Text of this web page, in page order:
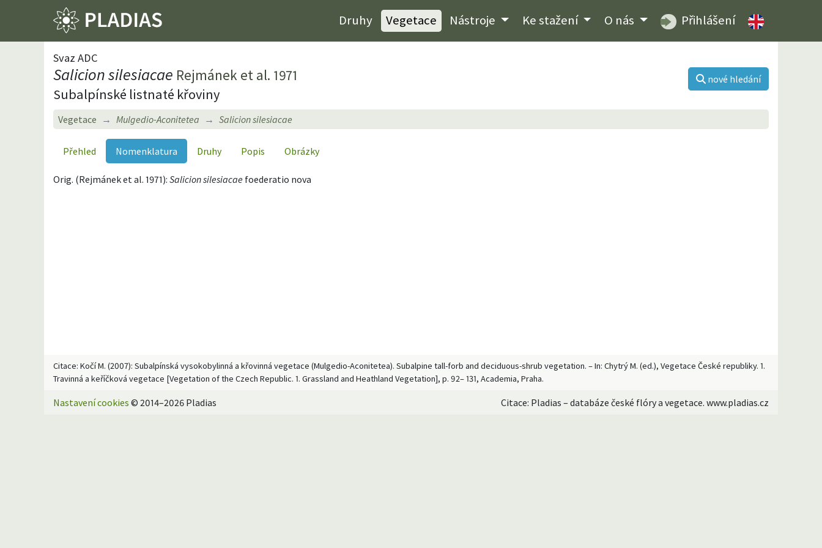
Druhy Vegetace Nástroje Ke stažení O nás Přihlášení
Svaz ADC
Salicion silesiacae Rejmánek et al. 1971
Subalpínské listnaté křoviny
nové hledání
Vegetace Mulgedio-Aconitetea Salicion silesiacae
Přehled Nomenklatura Druhy Popis Obrázky
Orig. (Rejmánek et al. 1971): Salicion silesiacae foederatio nova
Citace: Kočí M. (2007): Subalpínská vysokobylinná a křovinná vegetace (Mulgedio-Aconitetea). Subalpine tall-forb and deciduous-shrub vegetation. – In: Chytrý M. (ed.), Vegetace České republiky. 1.
Travinná a keříčková vegetace [Vegetation of the Czech Republic. 1. Grassland and Heathland Vegetation], p. 92– 131, Academia, Praha.
Nastavení cookies © 2014–2026 Pladias Citace: Pladias – databáze české flóry a vegetace. www.pladias.cz